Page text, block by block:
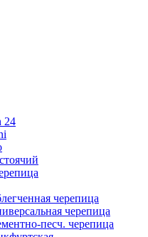
24
черепица
черепица
песч. черепица